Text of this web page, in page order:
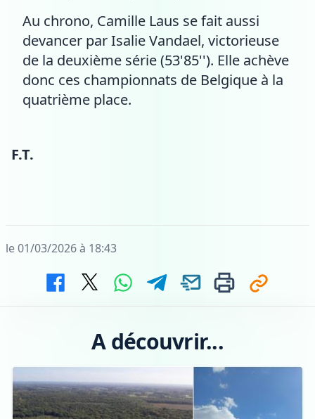
Au chrono, Camille Laus se fait aussi
devancer par Isalie Vandael, victorieuse
de la deuxième série (53'85''). Elle achève
donc ces championnats de Belgique à la
quatrième place.
F.T.
le 01/03/2026 à 18:43
A découvrir...